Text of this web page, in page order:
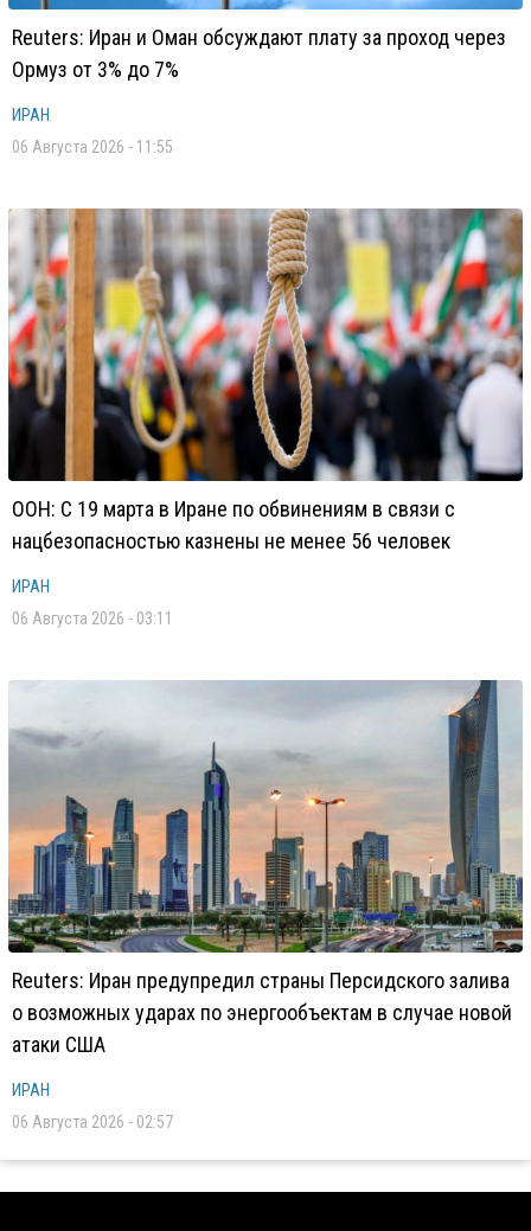
Reuters: Иран и Оман обсуждают плату за проход через
Ормуз от 3% до 7%
ИРАН
06 Августа 2026 - 11:55
ООН: С 19 марта в Иране по обвинениям в связи с
нацбезопасностью казнены не менее 56 человек
ИРАН
06 Августа 2026 - 03:11
Reuters: Иран предупредил страны Персидского залива
о возможных ударах по энергообъектам в случае новой
атаки США
ИРАН
06 Августа 2026 - 02:57